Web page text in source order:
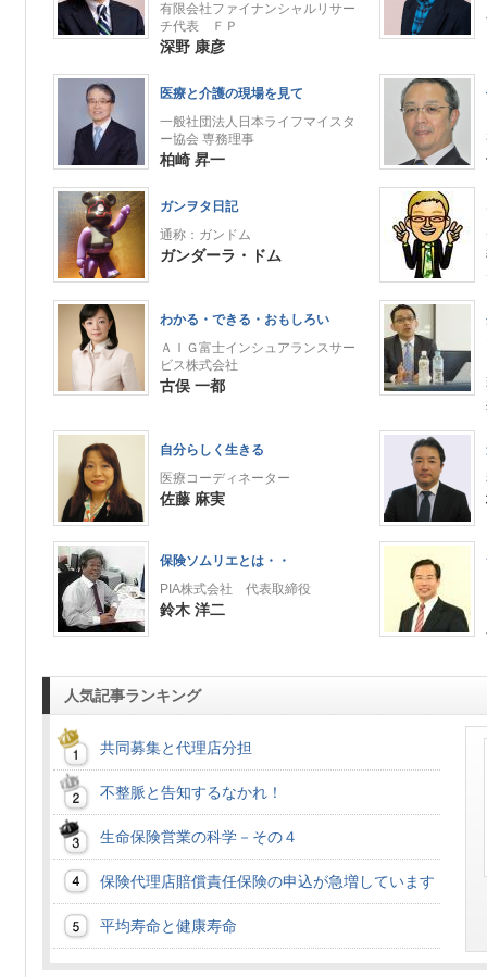
有限会社ファイナンシャルリサー
チ代表 ＦＰ
深野 康彦
医療と介護の現場を見て
一般社団法人日本ライフマイスタ
ー協会 専務理事
柏崎 昇一
ガンヲタ日記
通称：ガンドム
ガンダーラ・ドム
わかる・できる・おもしろい
ＡＩＧ富士インシュアランスサー
ビス株式会社
古俣 一都
自分らしく生きる
医療コーディネーター
佐藤 麻実
保険ソムリエとは・・
PIA株式会社 代表取締役
鈴木 洋二
人気記事ランキング
共同募集と代理店分担
不整脈と告知するなかれ！
生命保険営業の科学－その４
保険代理店賠償責任保険の申込が急増しています
平均寿命と健康寿命